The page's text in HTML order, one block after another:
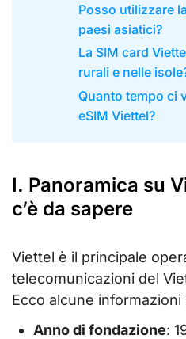
Posso utilizzare
paesi asiatici?
La SIM card
rurali e nelle
Quanto tempo ci
eSIM Viettel?
I. Panoramica su
c’è da sapere
Viettel è il principale
telecomunicazioni del
Ecco alcune informazioni
Anno di fondazione: